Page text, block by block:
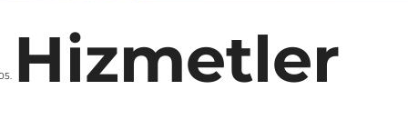
Hizmetler